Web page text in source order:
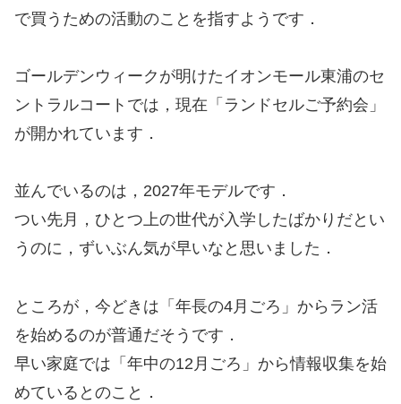
で買うための活動のことを指すようです．
ゴールデンウィークが明けたイオンモール東浦のセ
ントラルコートでは，現在「ランドセルご予約会」
が開かれています．
並んでいるのは，2027年モデルです．
つい先月，ひとつ上の世代が入学したばかりだとい
うのに，ずいぶん気が早いなと思いました．
ところが，今どきは「年長の4月ごろ」からラン活
を始めるのが普通だそうです．
早い家庭では「年中の12月ごろ」から情報収集を始
めているとのこと．